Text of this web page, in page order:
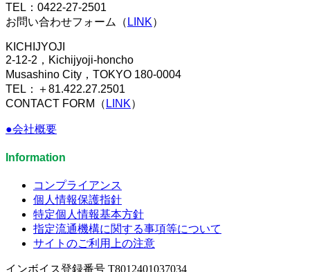
TEL：0422-27-2501
お問い合わせフォーム（ LINK）
KICHIJYOJI
2-12-2，Kichijyoji-honcho
Musashino City，TOKYO 180-0004
TEL：＋81.422.27.2501
CONTACT FORM（ LINK）
●会社概要
Information
コンプライアンス
個人情報保護指針
特定個人情報基本方針
指定流通機構に関する事項等について
サイトのご利用上の注意
インボイス登録番号 T8012401037034